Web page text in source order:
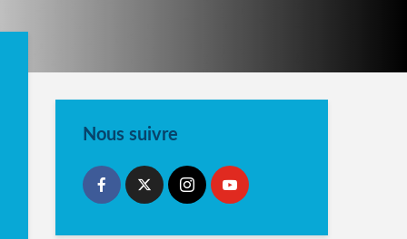
Nous suivre